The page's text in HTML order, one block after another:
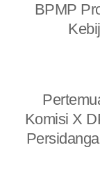
BPMP
Komisi X